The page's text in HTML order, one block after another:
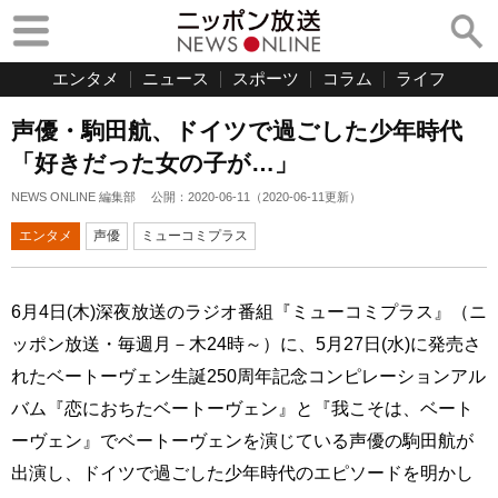
エンタメ ニュース スポーツ コラム ライフ
声優・駒田航、ドイツで過ごした少年時代
「好きだった女の子が…」
NEWS ONLINE 編集部 公開： 2020-06-11 （2020-06-11更新）
エンタメ 声優 ミューコミプラス
6月4日(木)深夜放送のラジオ番組『ミューコミプラス』（ニ
ッポン放送・毎週月－木24時～）に、5月27日(水)に発売さ
れたベートーヴェン生誕250周年記念コンピレーションアル
バム『恋におちたベートーヴェン』と『我こそは、ベート
ーヴェン』でベートーヴェンを演じている声優の駒田航が
出演し、ドイツで過ごした少年時代のエピソードを明かし